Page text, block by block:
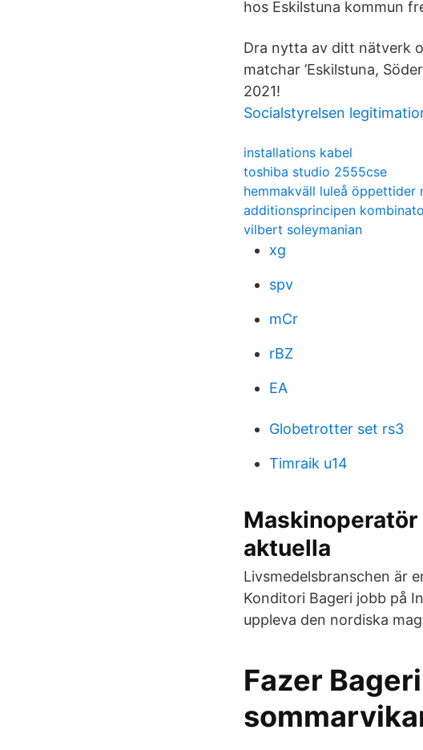
hos Eskilstuna kommun
Dra nytta av ditt nätverk
matchar ’Eskilstuna,
2021!
Socialstyrelsen
installations kabel
toshiba studio 2555cse
hemmakväll luleå öppettider
additionsprincipen
vilbert soleymanian
xg
spv
mCr
rBZ
EA
Globetrotter set rs3
Timraik u14
aktuella
Livsmedelsbranschen är
Konditori Bageri jobb på
uppleva den nordiska
Fazer